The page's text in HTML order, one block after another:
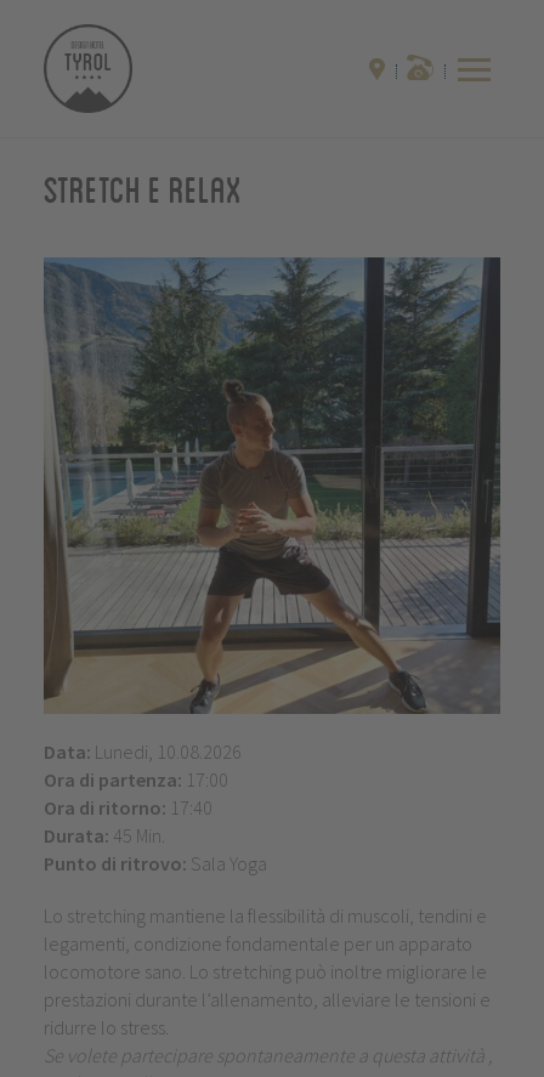
Stretch e Relax
Data: Lunedi, 10.08.2026
Ora di partenza: 17:00
Ora di ritorno: 17:40
Durata: 45 Min.
Punto di ritrovo: Sala Yoga
Lo stretching mantiene la flessibilità di muscoli, tendini e
legamenti, condizione fondamentale per un apparato
locomotore sano. Lo stretching può inoltre migliorare le
prestazioni durante l’allenamento, alleviare le tensioni e
ridurre lo stress.
Se volete partecipare spontaneamente a questa attività ,